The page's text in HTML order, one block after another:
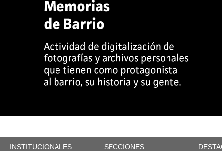
INSTITUCIONALES SECCIONES